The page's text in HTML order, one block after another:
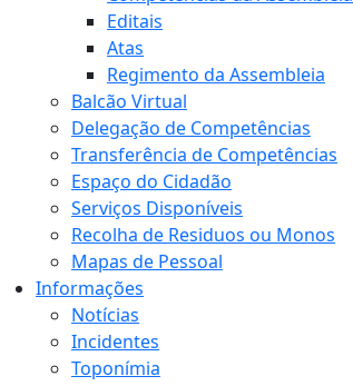
Editais
Atas
Regimento da Assembleia
Balcão Virtual
Delegação de Competências
Transferência de Competências
Espaço do Cidadão
Serviços Disponíveis
Recolha de Residuos ou Monos
Mapas de Pessoal
Informações
Notícias
Incidentes
Toponímia